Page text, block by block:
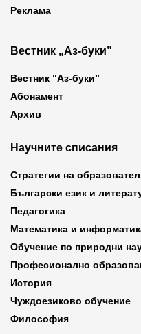
Реклама
Вестник „Аз-буки”
Вестник “Аз-буки”
Абонамент
Архив
Научните списания
Стратегии на
Български език и
Педагогика
Математика и
Обучение по природни
Професионално
История
Чуждоезиково обучение
Философия